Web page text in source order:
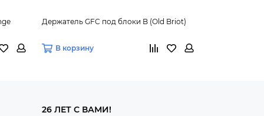
Держатель GFC под блоки B (Old Briot)
В корзину
26 ЛЕТ С ВАМИ!